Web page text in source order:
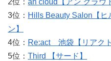
2位： an cloud【アン クラウ
3位： Hills Beauty Salon【
ン】
4位： Re:act 池袋【リアクト
5位： Third 【サード】